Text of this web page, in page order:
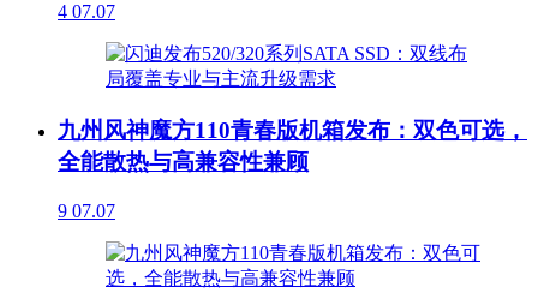
4 07.07
九州风神魔方110青春版机箱发布：双色可选，
全能散热与高兼容性兼顾
9 07.07